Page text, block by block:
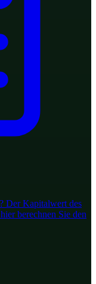
Der Kapitalwert des
berechnen Sie den